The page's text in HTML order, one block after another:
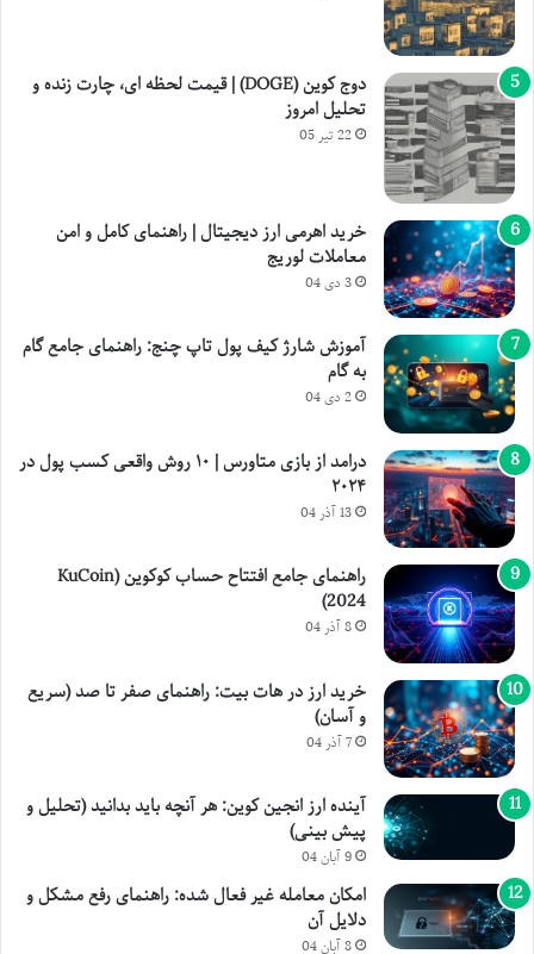
دوج کوین (DOGE) | قیمت لحظه ای، چارت زنده و
تحلیل امروز
22 تیر 05
خرید اهرمی ارز دیجیتال | راهنمای کامل و امن
معاملات لوریج
3 دی 04
آموزش شارژ کیف پول تاپ چنج: راهنمای جامع گام
به گام
2 دی 04
درامد از بازی متاورس | ۱۰ روش واقعی کسب پول در
۲۰۲۴
13 آذر 04
راهنمای جامع افتتاح حساب کوکوین (KuCoin
2024)
8 آذر 04
خرید ارز در هات بیت: راهنمای صفر تا صد (سریع
و آسان)
7 آذر 04
آینده ارز انجین کوین: هر آنچه باید بدانید (تحلیل و
پیش بینی)
9 آبان 04
امکان معامله غیر فعال شده: راهنمای رفع مشکل و
دلایل آن
8 آبان 04